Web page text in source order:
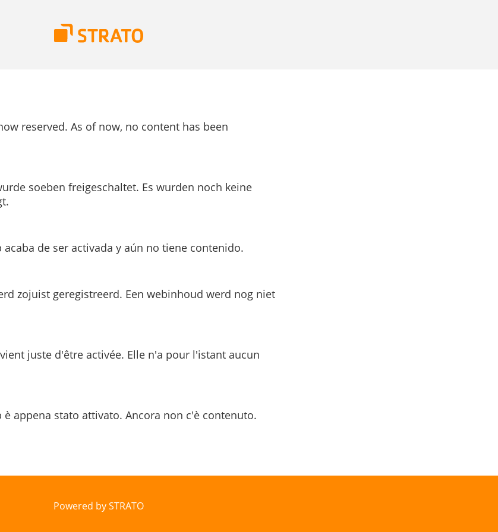
reserved. As of now, no content has been
soeben freigeschaltet. Es wurden noch keine
acaba de ser activada y aún no tiene contenido.
zojuist geregistreerd. Een webinhoud werd nog niet
juste d'être activée. Elle n'a pour l'istant aucun
è appena stato attivato. Ancora non c'è contenuto.
Powered by STRATO